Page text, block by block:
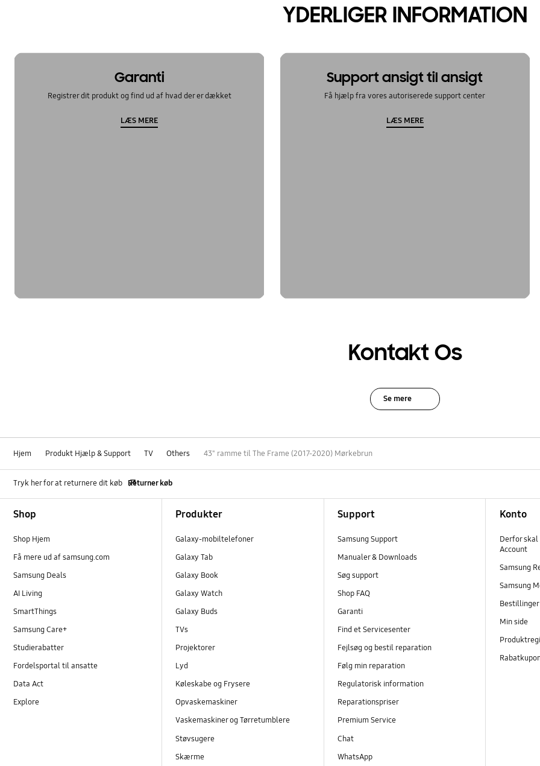
YDERLIGER INFORMATION
Garanti
Registrer dit produkt og find ud af hvad der er dækket
LÆS MERE
Support ansigt til ansigt
Få hjælp fra vores autoriserede support center
LÆS MERE
Kontakt Os
Se mere
Hjem Produkt Hjælp & Support TV Others 43" ramme til The Frame (2017-2020) Mørkebrun
Tryk her for at returnere dit køb Returner køb
Shop
Shop Hjem
Få mere ud af samsung.com
Samsung Deals
AI Living
SmartThings
Samsung Care+
Studierabatter
Fordelsportal til ansatte
Data Act
Explore
Produkter
Galaxy-mobiltelefoner
Galaxy Tab
Galaxy Book
Galaxy Watch
Galaxy Buds
TVs
Projektorer
Lyd
Køleskabe og Frysere
Opvaskemaskiner
Vaskemaskiner og Tørretumblere
Støvsugere
Skærme
Support
Samsung Support
Manualer & Downloads
Søg support
Shop FAQ
Garanti
Find et Servicesenter
Fejlsøg og bestil reparation
Følg min reparation
Regulatorisk information
Reparationspriser
Premium Service
Chat
WhatsApp
Konto
Derfor skal
Account
Samsung
Samsung
Bestillinger
Min side